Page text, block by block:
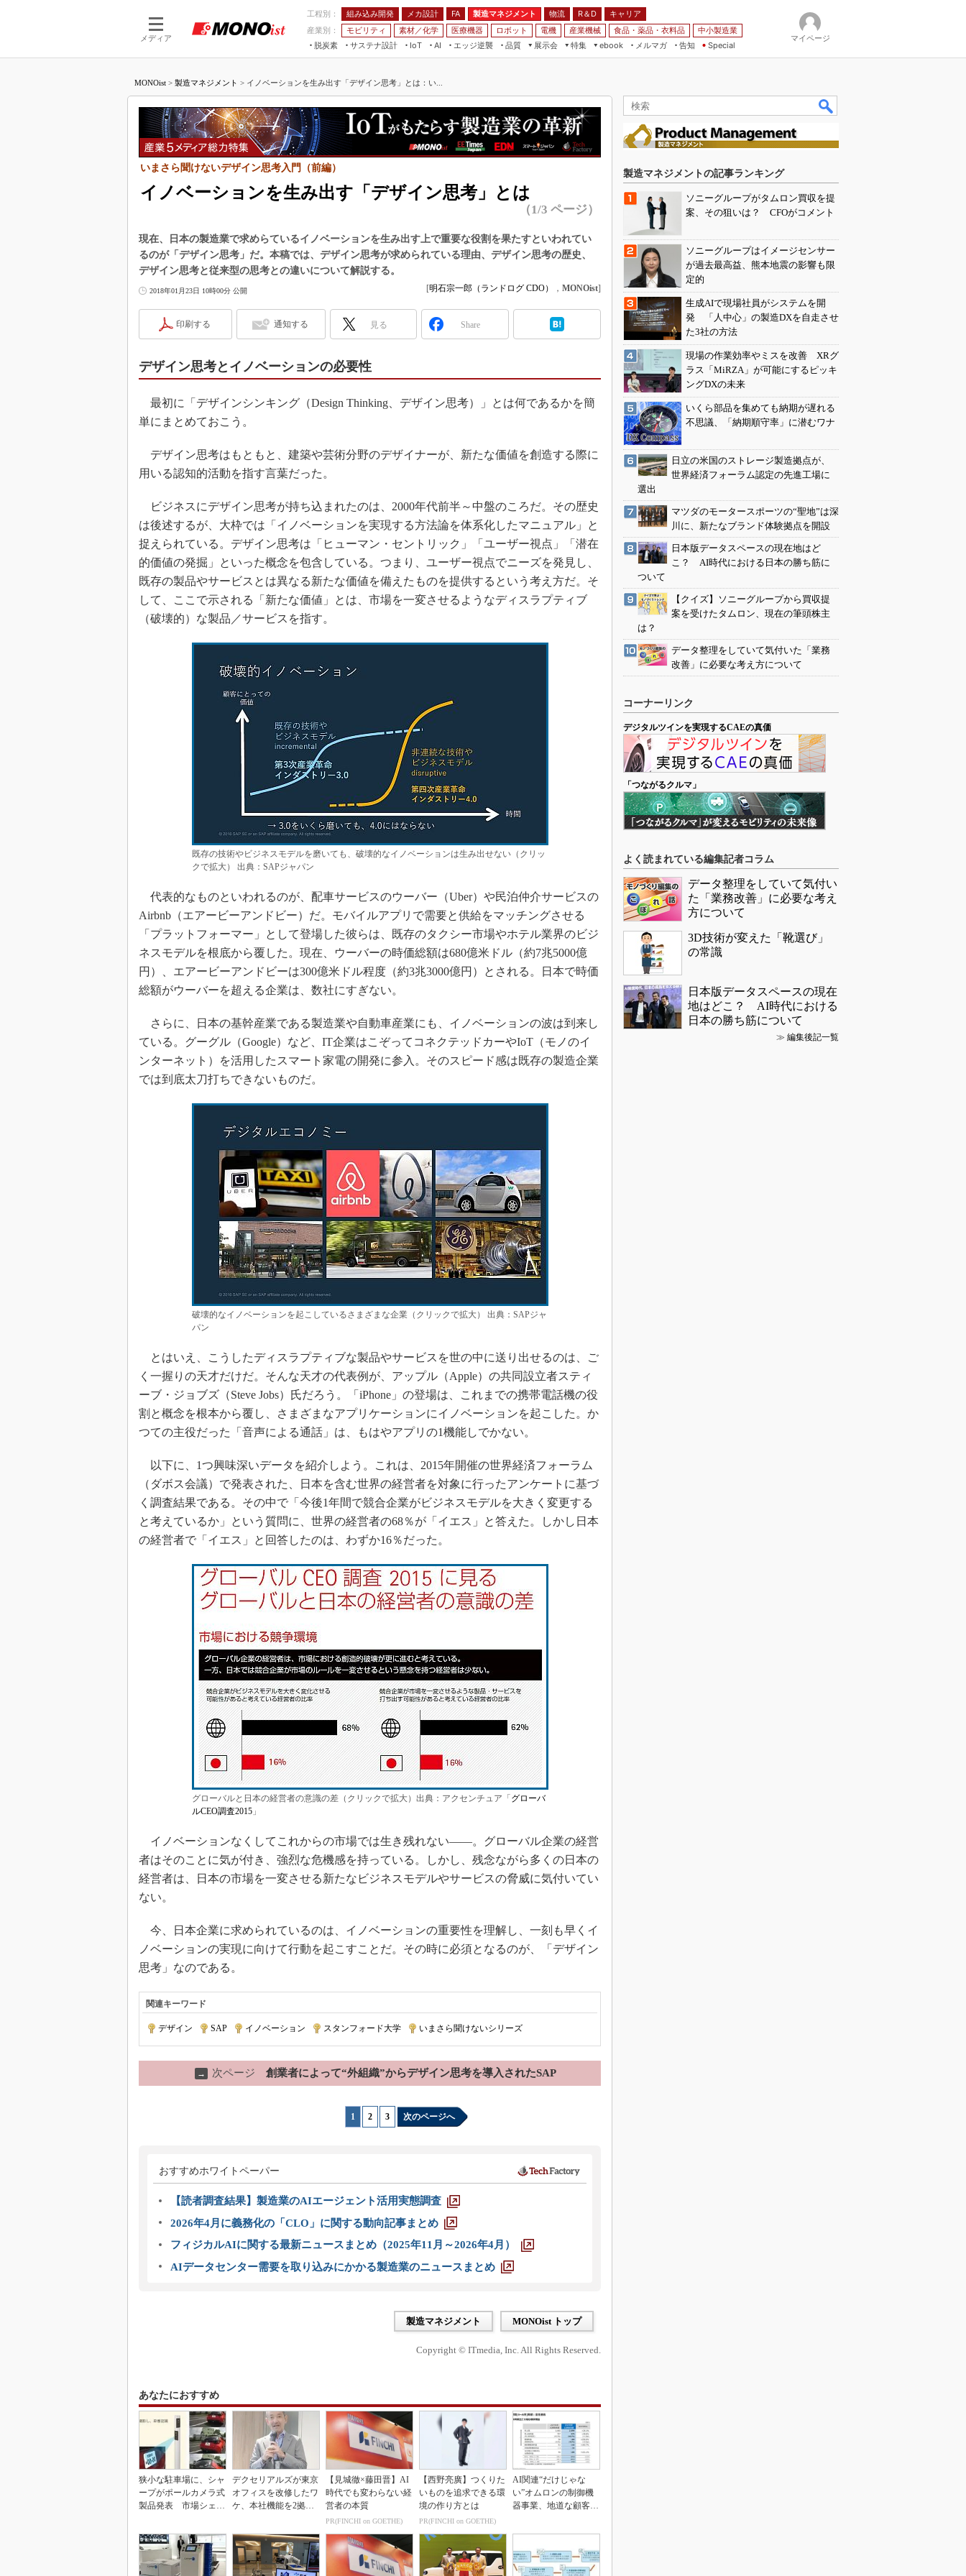
メディア
工程別： 組み込み開発 メカ設計 FA 製造マネジメント 物流 R＆D
キャリア
産業別：
モビリティ 素材／化学 医療機器 ロボット 電機 産業機械 食品・薬品・衣料品
中小製造業
脱炭素
サステナ設計
IoT
つながる工場
つながるサービス
AI
AI×設備保全
Physical AI
エッジ逆襲 品質
展示会
JIMTOF
組込み/エッジ コンピューティング
展＆IoT/5Gソリューション展
IIFES
国際ロボット展
ジャパンモビリティショー
TECHNO-FRONTIER
スマート工場EXPO
EdgeTech+
日本ものづくりワールド
AUTOMOTIVE WORLD
産業オープンネット展
特集
つながるクルマ
5G
VR／AR
フィールドサービス
組み込み画像技術
Windows Embedded
車載ソフト開発
ISO26262
3Dプリンタ
メイドインジャパン
知財マネジメント
海外生産
グローバル設計・開発
制御セキュリティ
新型コロナへの対応
ebook
製造マネジメント
FA
モビリティ
メルマガ
告知 Special
マイページ
MONOist > 製造マネジメント > イノベーションを生み出す「デザイン思考」とは：い...
イノベーションを生み出す「デザイン思考」とは
いまさら聞けないデザイン思考入門（前編）
（1/3 ページ）
現在、日本の製造業で求めらているイノベーションを生み出す上で重要な役割を果たすといわれてい
るのが「デザイン思考」だ。本稿では、デザイン思考が求められている理由、デザイン思考の歴史、
デザイン思考と従来型の思考との違いについて解説する。
2018年01月23日 10時00分 公開 [明石宗一郎（ランドログ CDO） ， MONOist]
印刷する 通知する 見る Share
デザイン思考とイノベーションの必要性
最初に「デザインシンキング（Design Thinking、デザイン思考）」とは何であるかを簡
単にまとめておこう。
デザイン思考はもともと、建築や芸術分野のデザイナーが、新たな価値を創造する際に
用いる認知的活動を指す言葉だった。
ビジネスにデザイン思考が持ち込まれたのは、2000年代前半～中盤のころだ。その歴史
は後述するが、大枠では「イノベーションを実現する方法論を体系化したマニュアル」と
捉えられている。デザイン思考は「ヒューマン・セントリック」「ユーザー視点」「潜在
的価値の発掘」といった概念を包含している。つまり、ユーザー視点でニーズを発見し、
既存の製品やサービスとは異なる新たな価値を備えたものを提供するという考え方だ。そ
して、ここで示される「新たな価値」とは、市場を一変させるようなディスラプティブ
（破壊的）な製品／サービスを指す。
既存の技術やビジネスモデルを磨いても、破壊的なイノベーションは生み出せない（クリッ
クで拡大） 出典：SAPジャパン
代表的なものといわれるのが、配車サービスのウーバー（Uber）や民泊仲介サービスの
Airbnb（エアービーアンドビー）だ。モバイルアプリで需要と供給をマッチングさせる
「プラットフォーマー」として登場した彼らは、既存のタクシー市場やホテル業界のビジ
ネスモデルを根底から覆した。現在、ウーバーの時価総額は680億米ドル（約7兆5000億
円）、エアービーアンドビーは300億米ドル程度（約3兆3000億円）とされる。日本で時価
総額がウーバーを超える企業は、数社にすぎない。
さらに、日本の基幹産業である製造業や自動車産業にも、イノベーションの波は到来し
ている。グーグル（Google）など、IT企業はこぞってコネクテッドカーやIoT（モノのイ
ンターネット）を活用したスマート家電の開発に参入。そのスピード感は既存の製造企業
では到底太刀打ちできないものだ。
破壊的なイノベーションを起こしているさまざまな企業（クリックで拡大） 出典：SAPジャ
パン
とはいえ、こうしたディスラプティブな製品やサービスを世の中に送り出せるのは、ご
く一握りの天才だけだ。そんな天才の代表例が、アップル（Apple）の共同設立者スティ
ーブ・ジョブズ（Steve Jobs）氏だろう。「iPhone」の登場は、これまでの携帯電話機の役
割と概念を根本から覆し、さまざまなアプリケーションにイノベーションを起こした。か
つての主役だった「音声による通話」は、もはやアプリの1機能しでかない。
以下に、1つ興味深いデータを紹介しよう。これは、2015年開催の世界経済フォーラム
（ダボス会議）で発表された、日本を含む世界の経営者を対象に行ったアンケートに基づ
く調査結果である。その中で「今後1年間で競合企業がビジネスモデルを大きく変更する
と考えているか」という質問に、世界の経営者の68％が「イエス」と答えた。しかし日本
の経営者で「イエス」と回答したのは、わずか16％だった。
グローバルと日本の経営者の意識の差（クリックで拡大）出典：アクセンチュア「 グローバ
ルCEO調査2015」
イノベーションなくしてこれからの市場では生き残れない――。グローバル企業の経営
者はそのことに気が付き、強烈な危機感を持っている。しかし、残念ながら多くの日本の
経営者は、日本の市場を一変させる新たなビジネスモデルやサービスの脅威に気付いてい
ない。
今、日本企業に求められているのは、イノベーションの重要性を理解し、一刻も早くイ
ノベーションの実現に向けて行動を起こすことだ。その時に必須となるのが、「デザイン
思考」なのである。
関連キーワード
デザイン SAP イノベーション スタンフォード大学 いまさら聞けないシリーズ
→ 次ページ 創業者によって“外組織”からデザイン思考を導入されたSAP
1 2 3 次のページへ
おすすめホワイトペーパー
【読者調査結果】製造業のAIエージェント活用実態調査
2026年4月に義務化の「CLO」に関する動向記事まとめ
フィジカルAIに関する最新ニュースまとめ（2025年11月～2026年4月）
AIデータセンター需要を取り込みにかかる製造業のニュースまとめ
製造マネジメント MONOist トップ
Copyright © ITmedia, Inc. All Rights Reserved.
あなたにおすすめ
狭小な駐車場に、シャ
ープがポールカメラ式
製品発表 市場シェア
デクセリアルズが東京
オフィスを改修したワ
ケ、本社機能を2拠点
【見城徹×藤田晋】AI
時代でも変わらない経
営者の本質
PR(FINCHI on GOETHE)
【西野亮廣】つくりた
いものを追求できる環
境の作り方とは
PR(FINCHI on GOETHE)
AI関連“だけじゃな
い”オムロンの制御機
器事業、地道な顧客基
製造マネジメントの記事ランキング
ソニーグループがタムロン買収を提
案、その狙いは？ CFOがコメント
ソニーグループはイメージセンサー
が過去最高益、熊本地震の影響も限
定的
生成AIで現場社員がシステムを開
発 「人中心」の製造DXを自走させ
た3社の方法
現場の作業効率やミスを改善 XRグ
ラス「MiRZA」が可能にするピッキ
ングDXの未来
いくら部品を集めても納期が遅れる
不思議、「納期順守率」に潜むワナ
日立の米国のストレージ製造拠点が、
世界経済フォーラム認定の先進工場に
選出
マツダのモータースポーツの“聖地”は深
川に、新たなブランド体験拠点を開設
日本版データスペースの現在地はど
こ？ AI時代における日本の勝ち筋に
ついて
【クイズ】ソニーグループから買収提
案を受けたタムロン、現在の筆頭株主
は？
データ整理をしていて気付いた「業務
改善」に必要な考え方について
コーナーリンク
デジタルツインを実現するCAEの真価
「つながるクルマ」
よく読まれている編集記者コラム
データ整理をしていて気付い
た「業務改善」に必要な考え
方について
3D技術が変えた「靴選び」
の常識
日本版データスペースの現在
地はどこ？ AI時代における
日本の勝ち筋について
≫ 編集後記一覧